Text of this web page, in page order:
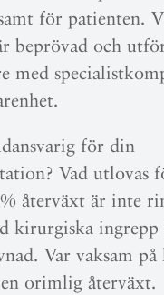
för patienten.
beprövad och
med
för din
Vad utlovas
återväxt är inte
kirurgiska ingrepp
Var vaksam
orimlig återväxt.